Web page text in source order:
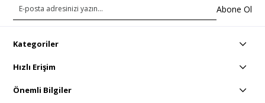
Abone Ol
Kategoriler
Hızlı Erişim
Önemli Bilgiler